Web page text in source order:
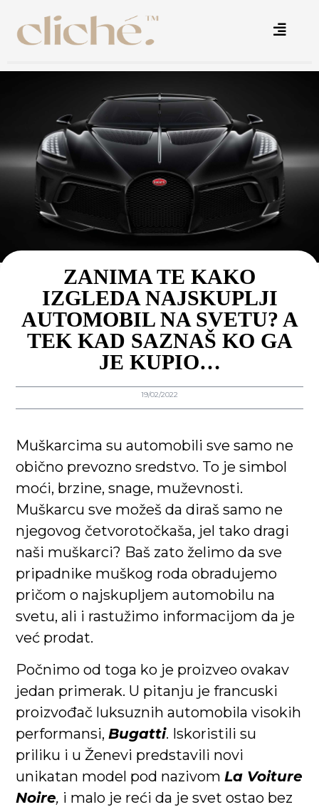
ZANIMA TE KAKO
IZGLEDA NAJSKUPLJI
AUTOMOBIL NA SVETU? A
TEK KAD SAZNAŠ KO GA
JE KUPIO…
19/02/2022
Muškarcima su automobili sve samo ne
obično prevozno sredstvo. To je simbol
moći, brzine, snage, muževnosti.
Muškarcu sve možeš da diraš samo ne
njegovog četvorotočkaša, jel tako dragi
naši muškarci? Baš zato želimo da sve
pripadnike muškog roda obradujemo
pričom o najskupljem automobilu na
svetu, ali i rastužimo informacijom da je
već prodat.
Počnimo od toga ko je proizveo ovakav
jedan primerak. U pitanju je francuski
proizvođač luksuznih automobila visokih
performansi,Bugatti. Iskoristili su
priliku i u Ženevi predstavili novi
unikatan model pod nazivomLa Voiture
Noire, i malo je reći da je svet ostao bez